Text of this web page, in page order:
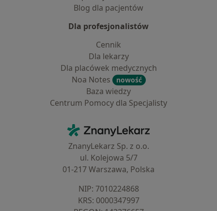
Blog dla pacjentów
Dla profesjonalistów
Cennik
Dla lekarzy
Dla placówek medycznych
Noa Notes
nowość
Baza wiedzy
Centrum Pomocy dla Specjalisty
ZnanyLekarz - Strona główna
ZnanyLekarz Sp. z o.o.
ul. Kolejowa 5/7
01-217 Warszawa, Polska
NIP: ⁠7010224868
KRS: ⁠0000347997